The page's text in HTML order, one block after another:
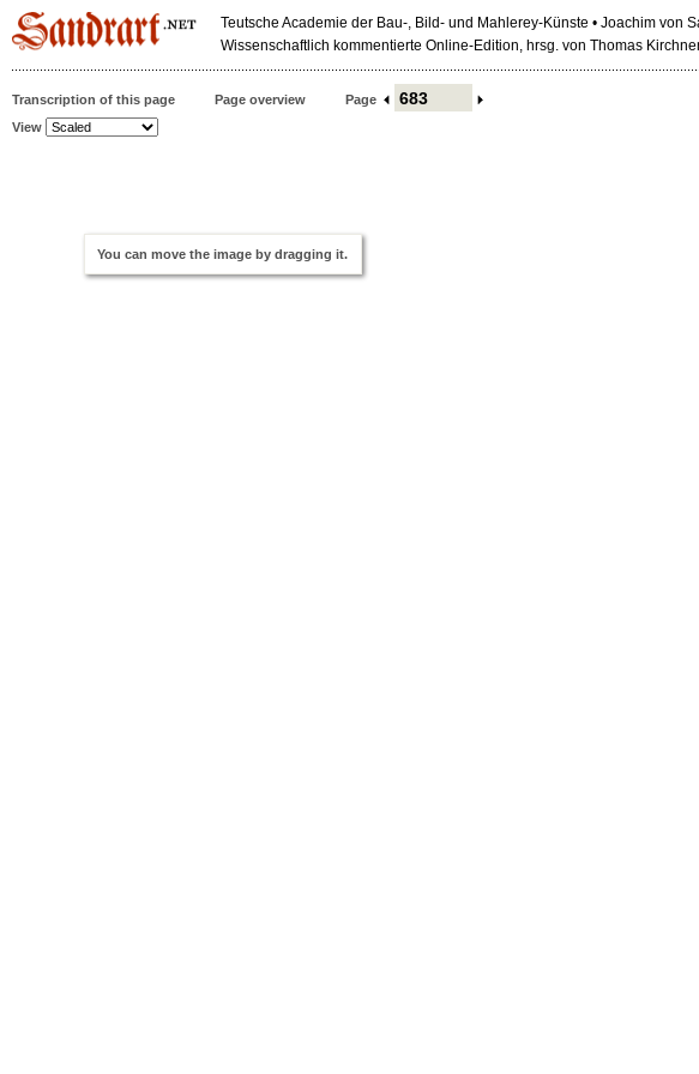
Teutsche Academie der Bau-, Bild- und Mahlerey-Künste • Joachim von
Wissenschaftlich kommentierte Online-Edition, hrsg. von Thomas
Transcription of this page Page overview
Page
View
You can move the image by dragging it.